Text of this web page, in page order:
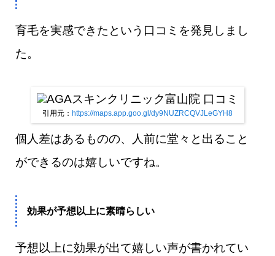
育毛を実感できたという口コミを発見しまし
た。
引用元： https://maps.app.goo.gl/dy9NUZRCQVJLeGYH8
個人差はあるものの、人前に堂々と出ること
ができるのは嬉しいですね。
効果が予想以上に素晴らしい
予想以上に効果が出て嬉しい声が書かれてい